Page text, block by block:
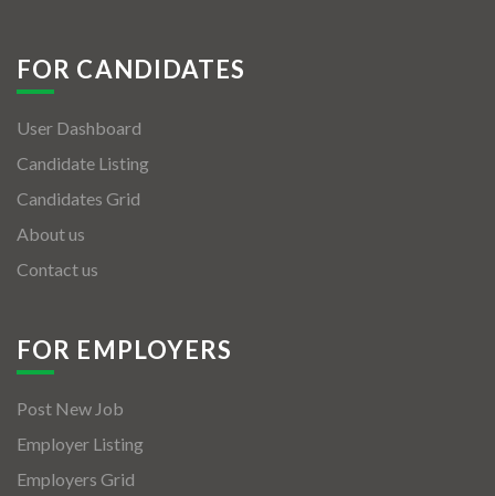
FOR CANDIDATES
User Dashboard
Candidate Listing
Candidates Grid
About us
Contact us
FOR EMPLOYERS
Post New Job
Employer Listing
Employers Grid